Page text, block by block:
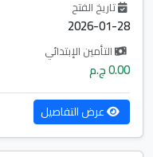
تاريخ الفتح
2026-01-28
التأمين الإبتدائي
0.00 ج.م
عرض التفاصيل